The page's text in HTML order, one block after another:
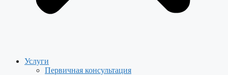
Услуги
Первичная консультация